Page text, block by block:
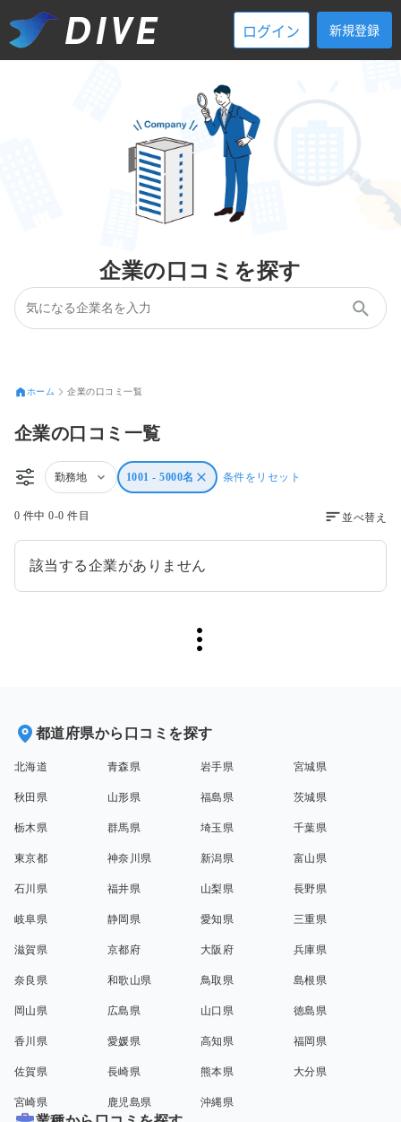
ログイン 新規登録
企業の口コミを探す
ホーム 企業の口コミ一覧
企業の口コミ一覧
勤務地 1001 - 5000名 条件をリセット
0 件中 0-0 件目 並べ替え
該当する企業がありません
都道府県から口コミを探す
北海道 青森県 岩手県 宮城県
秋田県 山形県 福島県 茨城県
栃木県 群馬県 埼玉県 千葉県
東京都 神奈川県 新潟県 富山県
石川県 福井県 山梨県 長野県
岐阜県 静岡県 愛知県 三重県
滋賀県 京都府 大阪府 兵庫県
奈良県 和歌山県 鳥取県 島根県
岡山県 広島県 山口県 徳島県
香川県 愛媛県 高知県 福岡県
佐賀県 長崎県 熊本県 大分県
宮崎県 鹿児島県 沖縄県